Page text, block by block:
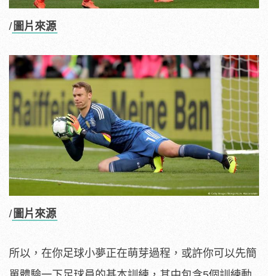
/ 圖片來源
/ 圖片來源
所以，在你足球小夢正在萌芽過程，或許你可以先簡